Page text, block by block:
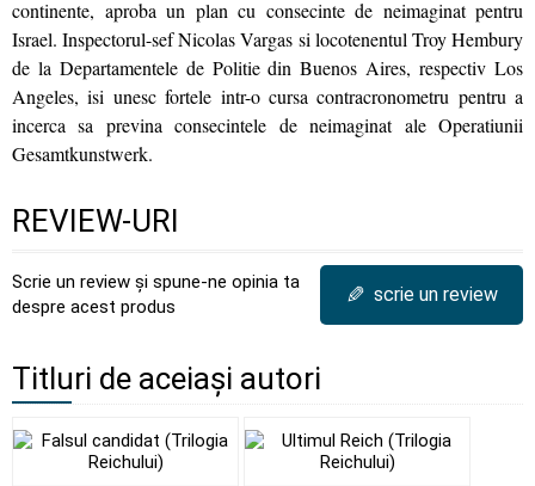
continente, aproba un plan cu consecinte de neimaginat pentru
Israel. Inspectorul-sef Nicolas Vargas si locotenentul Troy Hembury
de la Departamentele de Politie din Buenos Aires, respectiv Los
Angeles, isi unesc fortele intr-o cursa contracronometru pentru a
incerca sa previna consecintele de neimaginat ale Operatiunii
Gesamtkunstwerk.
REVIEW-URI
Scrie un review și spune-ne opinia ta
despre acest produs
✎ scrie un review
Titluri de aceiași autori